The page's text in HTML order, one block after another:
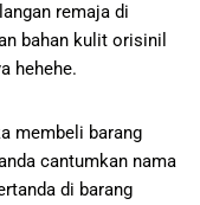
remaja di
bahan kulit orisinil
hehehe.
membeli barang
cantumkan nama
di barang